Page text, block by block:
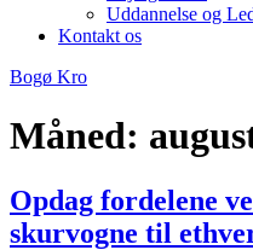
Uddannelse og
Kontakt os
Bogø Kro
Måned:
Opdag fordelene
skurvogne til